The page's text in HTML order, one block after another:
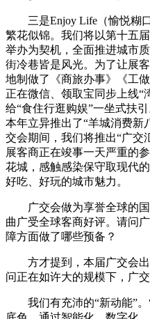
三是Enjoy Life（愉悦糊口
繁花似锦。我们将以第十五
举办为契机，全面推进城市
街冷巷皆是风光。为了让展
地制做了《商旅办事》《工
正在微信、领取宝同步上线“
给“食住行逛购娱”一坐式扶
本年立异推出了“羊城消费新
交会期间，我们将推出“广交
展客商正在竣事一天严重的
花城，感触感染保守取现代
好吃、好玩的城市魅力。
广交会做为享誉全球的国
曲广受全球客商好评。请问
障方面做了哪些预备？
方才提到，本届广交会出
问正在如许大的规模下，广
我们有充沛的“新动能”。